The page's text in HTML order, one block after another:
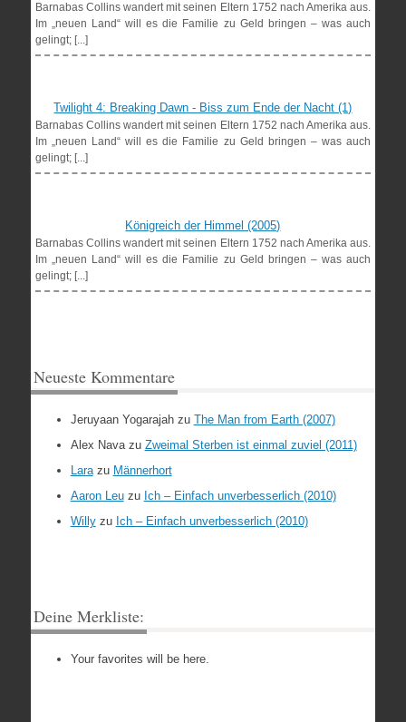
Barnabas Collins wandert mit seinen Eltern 1752 nach Amerika aus.
Im „neuen Land“ will es die Familie zu Geld bringen – was auch
gelingt; [...]
Twilight 4: Breaking Dawn - Biss zum Ende der Nacht (1)
Barnabas Collins wandert mit seinen Eltern 1752 nach Amerika aus.
Im „neuen Land“ will es die Familie zu Geld bringen – was auch
gelingt; [...]
Königreich der Himmel (2005)
Barnabas Collins wandert mit seinen Eltern 1752 nach Amerika aus.
Im „neuen Land“ will es die Familie zu Geld bringen – was auch
gelingt; [...]
Neueste Kommentare
Jeruyaan Yogarajahzu The Man from Earth (2007)
Alex Navazu Zweimal Sterben ist einmal zuviel (2011)
Larazu Männerhort
Aaron Leuzu Ich – Einfach unverbesserlich (2010)
Willyzu Ich – Einfach unverbesserlich (2010)
Deine Merkliste:
Your favorites will be here.